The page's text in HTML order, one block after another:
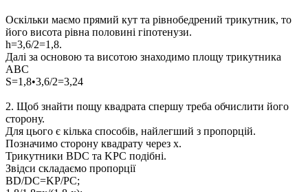
Оскільки маємо прямий кут та рівнобедрений трикутник, то
його висота рівна половині гіпотенузи.
h=3,6/2=1,8.
Далі за основою та висотою знаходимо площу трикутника
ABC
S=1,8•3,6/2=3,24
2. Щоб знайти пощу квадрата спершу треба обчислити його
сторону.
Для цього є кілька способів, найлегший з пропорцій.
Позначимо сторону квадрату через х.
Трикутники BDC та KPC подібні.
Звідси складаємо пропорції
BD/DC=KP/PC;